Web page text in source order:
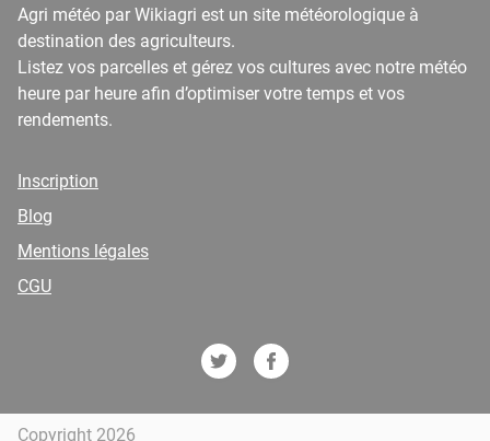
Agri météo par Wikiagri est un site météorologique à
destination des agriculteurs.
Listez vos parcelles et gérez vos cultures avec notre météo
heure par heure afin d’optimiser votre temps et vos
rendements.
Inscription
Blog
Mentions légales
CGU
Copyright 2026